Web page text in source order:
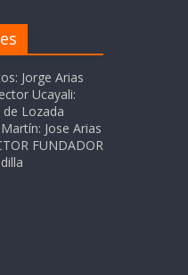
Jorge Arias
Ucayali:
Lozada
Jose Arias
FUNDADOR